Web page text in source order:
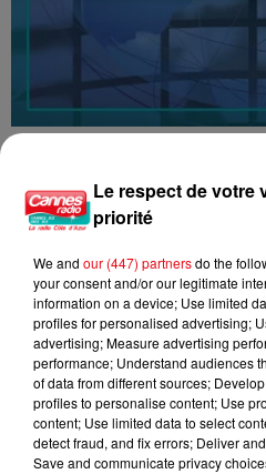
Le respect de votre
priorité
We and our (447) partnersdo the
your consent and/or our legitimate
information on a device; Use limited
profiles for personalised advertising;
advertising; Measure advertising
performance; Understand audiences
of data from different sources;
profiles to personalise content; Use
content; Use limited data to select
detect fraud, and fix errors; Deliver
Save and communicate privacy